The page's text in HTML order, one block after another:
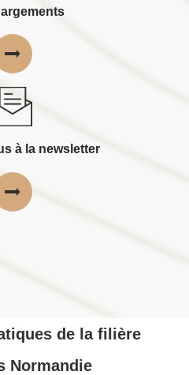
à la newsletter
de la filière
Normandie